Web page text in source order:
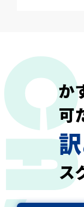
か
可
ス